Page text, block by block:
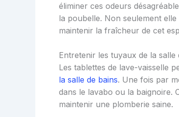
éliminer ces odeurs
la poubelle. Non seulement
maintenir la fraîcheur de cet
Entretenir les tuyaux de la salle
Les tablettes de lave-vaisselle
la salle de bains. Une fois par
dans le lavabo ou la baignoire.
maintenir une plomberie saine.